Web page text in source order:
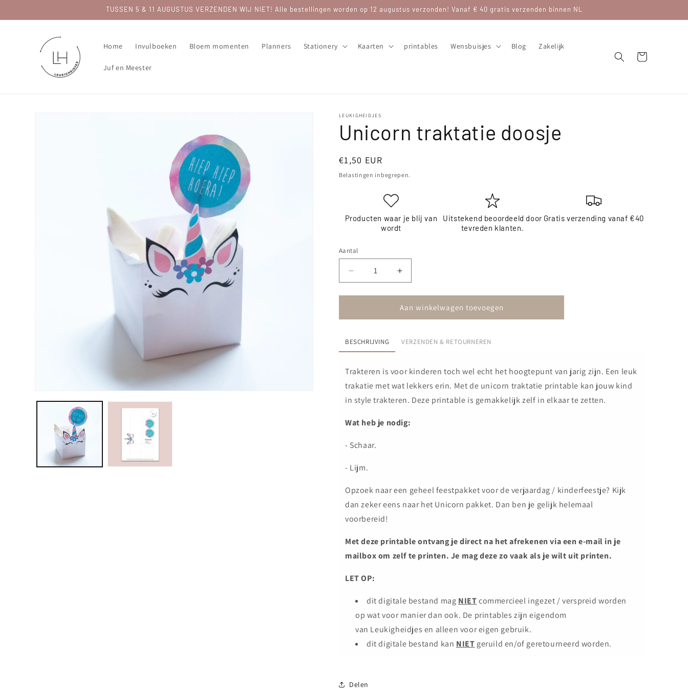
content
TUSSEN 5 & 11 AUGUSTUS VERZENDEN WIJ NIET! Alle bestellingen worden op 12 augustus verzonden! Vanaf € 40 gratis verzenden binnen NL
Home Invulboeken Bloem momenten Planners Stationery Kaarten printables Wensbuisjes Blog Zakelijk
Juf en Meester
Winkelwagen
LEUKIGHEIDJES
Unicorn traktatie doosje
Normale
prijs
€1,50 EUR
Belastingen inbegrepen.
Producten waar je blij van
wordt
Uitstekend beoordeeld door
tevreden klanten.
Gratis verzending vanaf €40
Aantal
Aantal
verlagen
voor
traktatie
Aantal
verhogen
voor
Unicorn
traktatie
Aan winkelwagen toevoegen
BESCHRIJVING VERZENDEN & RETOURNEREN
Trakteren is voor kinderen toch wel echt het hoogtepunt van jarig zijn. Een leuk
trakatie met wat lekkers erin. Met de unicorn traktatie printable kan jouw kind
in style trakteren. Deze printable is gemakkelijk zelf in elkaar te zetten.
Wat heb je nodig:
- Schaar.
- Lijm.
Opzoek naar een geheel feestpakket voor de verjaardag / kinderfeestje? Kijk
dan zeker eens naar het Unicorn pakket. Dan ben je gelijk helemaal
voorbereid!
Met deze printableontvang je direct na het afrekenen via een e-mail in je
mailboxom zelf te printen. Je mag deze zo vaak als je wilt uit printen.
LET OP:
dit digitale bestand mag NIETcommercieel ingezet / verspreid worden
op wat voor manier dan ook. De printables zijn eigendom
van Leukigheidjes en alleen voor eigen gebruik.
dit digitale bestand kan NIET geruild en/of geretourneerd worden.
Delen